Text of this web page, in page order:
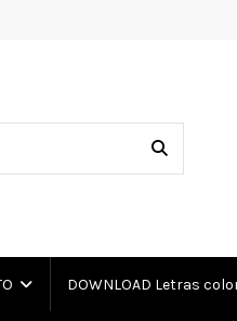
DOWNLOAD Letras